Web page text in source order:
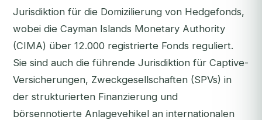
Jurisdiktion für die Domizilierung von Hedgefonds,
wobei die Cayman Islands Monetary Authority
(CIMA) über 12.000 registrierte Fonds reguliert.
Sie sind auch die führende Jurisdiktion für Captive-
Versicherungen, Zweckgesellschaften (SPVs) in
der strukturierten Finanzierung und
börsennotierte Anlagevehikel an internationalen